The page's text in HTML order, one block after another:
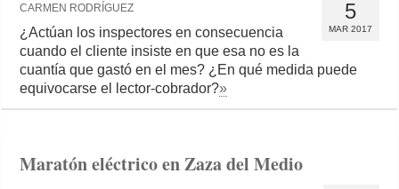
5
MAR 2017
CARMEN RODRÍGUEZ
¿Actúan los inspectores en consecuencia
cuando el cliente insiste en que esa no es la
cuantía que gastó en el mes? ¿En qué medida puede
equivocarse el lector-cobrador?»
Maratón eléctrico en Zaza del Medio